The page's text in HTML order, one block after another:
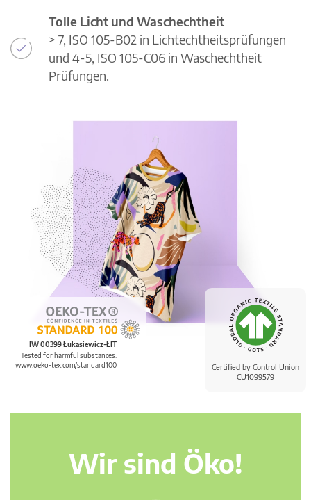
Certified by Control Union
CU1099579
IW 00399 Łukasiewicz-ŁIT
Tested for harmful substances.
www.oeko-tex.com/standard100
Tolle Licht und Waschechtheit
> 7, ISO 105-B02 in Lichtechtheitsprüfungen
und 4-5, ISO 105-C06 in Waschechtheit
Prüfungen.
Wir sind Öko!